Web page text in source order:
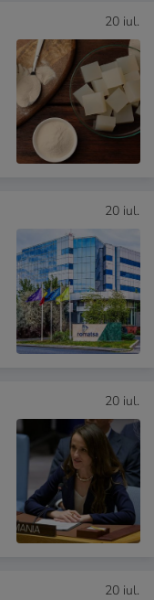
20 iul.
20 iul.
20 iul.
20 iul.